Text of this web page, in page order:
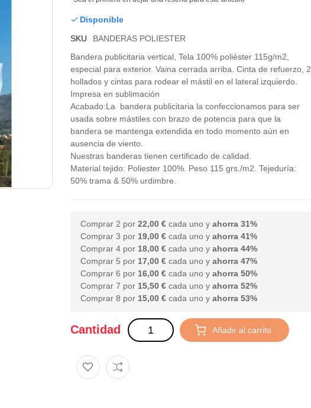
imágenes
Disponible
SKU
BANDERAS POLIESTER
Bandera publicitaria vertical, Tela 100% poliéster 115g/m2,
especial para exterior. Vaina cerrada arriba. Cinta de refuerzo, 2
hollados y cintas para rodear el mástil en el lateral izquierdo.
Impresa en sublimación
Acabado:La bandera publicitaria la confeccionamos para ser
usada sobre mástiles con brazo de potencia para que la
bandera se mantenga extendida en todo momento aún en
ausencia de viento.
Nuestras banderas tienen certificado de calidad.
Material tejido: Poliester 100%. Peso 115 grs./m2. Tejeduría:
50% trama & 50% urdimbre.
Comprar 2 por22,00 € cada uno yahorra31%
Comprar 3 por 19,00 € cada uno yahorra41%
Comprar 4 por 18,00 € cada uno yahorra44%
Comprar 5 por 17,00 € cada uno yahorra47%
Comprar 6 por 16,00 € cada uno yahorra50%
Comprar 7 por 15,50 € cada uno yahorra52%
Comprar 8 por 15,00 € cada uno yahorra53%
Cantidad Añadir al carrito